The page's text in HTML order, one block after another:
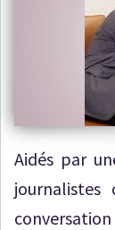
Aidés par